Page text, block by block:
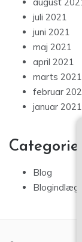
juli 2021
juni 2021
maj 2021
april 2021
marts 2021
februar
januar 2021
Categories
Blog
Blogindlæg